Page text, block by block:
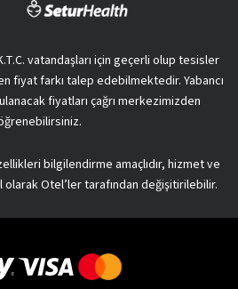
vatandaşları için geçerli olup tesisler
fiyat farkı talep edebilmektedir. Yabancı
fiyatları çağrı merkezimizden
bilgilendirme amaçlıdır, hizmet ve
Otel’ler tarafından değişitirilebilir.